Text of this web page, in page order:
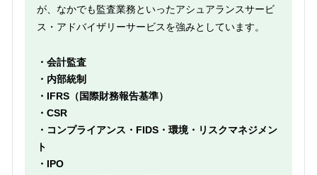
が、なかでも監査業務といったアシュアランスサービ
ス・アドバイザリーサービスを強みとしています。
・会計監査
・内部統制
・IFRS（国際財務報告基準）
・CSR
・コンプライアンス・FIDS・環境・リスクマネジメン
ト
・IPO